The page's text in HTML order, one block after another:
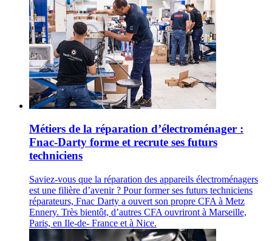
Métiers de la réparation d’électroménager :
Fnac-Darty forme et recrute ses futurs
techniciens
Saviez-vous que la réparation des appareils électroménagers
est une filière d’avenir ? Pour former ses futurs techniciens
réparateurs, Fnac Darty a ouvert son propre CFA à Metz
Ennery. Très bientôt, d’autres CFA ouvriront à Marseille,
Paris, en Ile-de- France et à Nice.